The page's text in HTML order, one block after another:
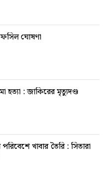
তফসিল ঘোষণা
হত্যা : জাকিরের মৃত্যুদণ্ড
খাবার তৈরি : সিতারা